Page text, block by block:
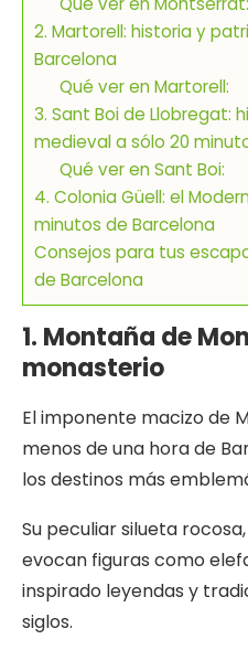
2. Martorell: historia y
Barcelona
Qué ver en Martorell:
3. Sant Boi de Llobregat:
medieval a sólo 20
Qué ver en Sant Boi:
4. Colonia Güell: el
minutos de Barcelona
Consejos para tus
de Barcelona
1. Montaña de
monasterio
El imponente macizo de
menos de una hora de
los destinos más
Su peculiar silueta
evocan figuras como
inspirado leyendas y
siglos.